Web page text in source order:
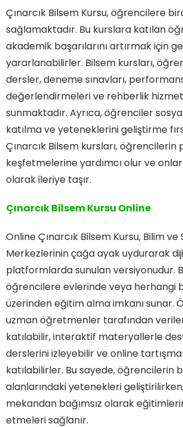
Çınarcık Bilsem Kursu, öğrencilere
sağlamaktadır. Bu kurslara katılan
akademik başarılarını artırmak için
yararlanabilirler. Bilsem kursları,
dersler, deneme sınavları,
değerlendirmeleri ve rehberlik
sunmaktadır. Ayrıca, öğrenciler
katılma ve yeteneklerini geliştirme
Çınarcık Bilsem kursları,
keşfetmelerine yardımcı olur ve
olarak ileriye taşır.
Çınarcık Bilsem Kursu Online
Online Çınarcık Bilsem Kursu, Bilim ve
Merkezlerinin çağa ayak uydurarak
platformlarda sunulan versiyonudur.
öğrencilere evlerinde veya herhangi
üzerinden eğitim alma imkanı sunar.
uzman öğretmenler tarafından
katılabilir, interaktif materyallerle
derslerini izleyebilir ve online
katılabilirler. Bu sayede, öğrencilerin
alanlarındaki yetenekleri
mekandan bağımsız olarak
etmeleri sağlanır.